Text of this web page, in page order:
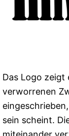
Das Logo zeigt
verworrenen
sein scheint.